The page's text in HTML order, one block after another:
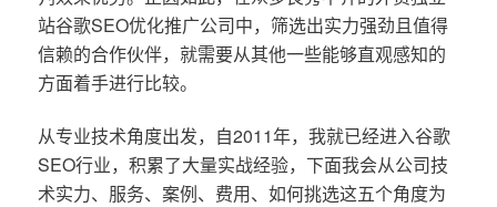
站谷歌SEO优化推广公司中，筛选出实力强劲且值得
信赖的合作伙伴，就需要从其他一些能够直观感知的
方面着手进行比较。
从专业技术角度出发，自2011年，我就已经进入谷歌
SEO行业，积累了大量实战经验，下面我会从公司技
术实力、服务、案例、费用、如何挑选这五个角度为